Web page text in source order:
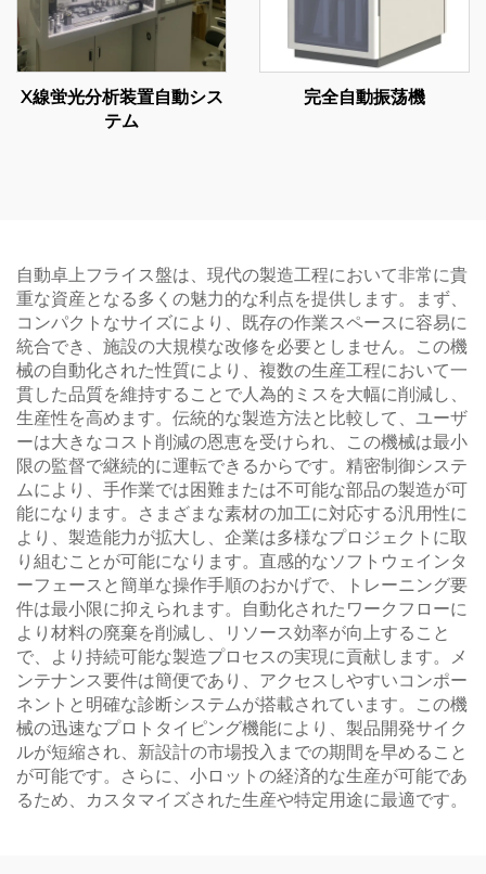
X線蛍光分析装置自動シス
テム
完全自動振荡機
自動卓上フライス盤は、現代の製造工程において非常に貴
重な資産となる多くの魅力的な利点を提供します。まず、
コンパクトなサイズにより、既存の作業スペースに容易に
統合でき、施設の大規模な改修を必要としません。この機
械の自動化された性質により、複数の生産工程において一
貫した品質を維持することで人為的ミスを大幅に削減し、
生産性を高めます。伝統的な製造方法と比較して、ユーザ
ーは大きなコスト削減の恩恵を受けられ、この機械は最小
限の監督で継続的に運転できるからです。精密制御システ
ムにより、手作業では困難または不可能な部品の製造が可
能になります。さまざまな素材の加工に対応する汎用性に
より、製造能力が拡大し、企業は多様なプロジェクトに取
り組むことが可能になります。直感的なソフトウェインタ
ーフェースと簡単な操作手順のおかげで、トレーニング要
件は最小限に抑えられます。自動化されたワークフローに
より材料の廃棄を削減し、リソース効率が向上すること
で、より持続可能な製造プロセスの実現に貢献します。メ
ンテナンス要件は簡便であり、アクセスしやすいコンポー
ネントと明確な診断システムが搭載されています。この機
械の迅速なプロトタイピング機能により、製品開発サイク
ルが短縮され、新設計の市場投入までの期間を早めること
が可能です。さらに、小ロットの経済的な生産が可能であ
るため、カスタマイズされた生産や特定用途に最適です。